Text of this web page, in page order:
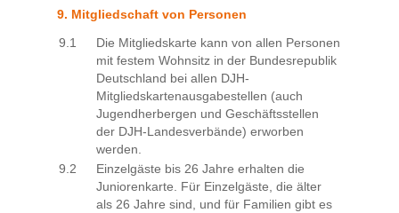
9. Mitgliedschaft von Personen
9.1
Die Mitgliedskarte kann von allen Personen
mit festem Wohnsitz in der Bundesrepublik
Deutschland bei allen DJH-
Mitgliedskartenausgabestellen (auch
Jugendherbergen und Geschäftsstellen
der DJH-Landesverbände) erworben
werden.
9.2
Einzelgäste bis 26 Jahre erhalten die
Juniorenkarte. Für Einzelgäste, die älter
als 26 Jahre sind, und für Familien gibt es